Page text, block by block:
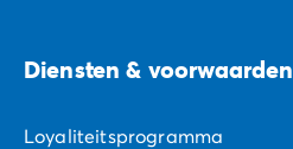
Diensten & voorwaarden
Loyaliteitsprogramma